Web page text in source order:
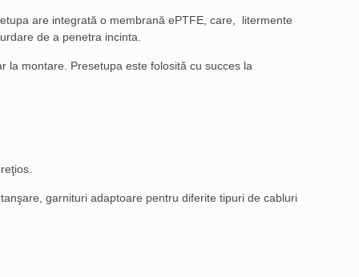
are integrată o membrană ePTFE, care, litermente
de a penetra incinta.
la montare. Presetupa este folosită cu succes la
garnituri adaptoare pentru diferite tipuri de cabluri